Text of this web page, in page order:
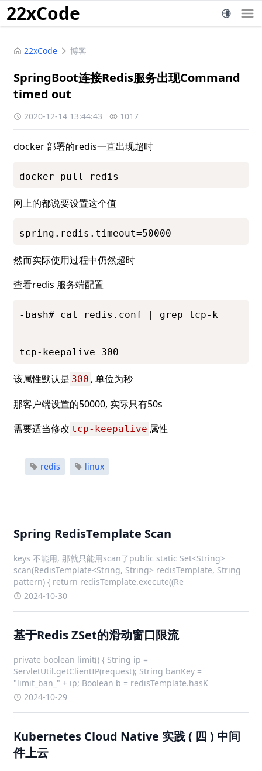
22xCode
22xCode 博客
SpringBoot连接Redis服务出现Command
timed out
2020-12-14 13:44:43 1017
docker 部署的redis一直出现超时
docker pull redis
网上的都说要设置这个值
spring.redis.timeout=50000
然而实际使用过程中仍然超时
查看redis 服务端配置
-bash# cat redis.conf | grep tcp-k
tcp-keepalive 300
该属性默认是 300 , 单位为秒
那客户端设置的50000, 实际只有50s
需要适当修改 tcp-keepalive 属性
redis linux
Spring RedisTemplate Scan
keys 不能用, 那就只能用scan了public static Set<String>
scan(RedisTemplate<String, String> redisTemplate, String
pattern) { return redisTemplate.execute((Re
2024-10-30
基于Redis ZSet的滑动窗口限流
private boolean limit() { String ip =
ServletUtil.getClientIP(request); String banKey =
"limit_ban_" + ip; Boolean b = redisTemplate.hasK
2024-10-29
Kubernetes Cloud Native 实践 ( 四 ) 中间
件上云